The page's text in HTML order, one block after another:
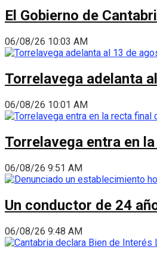
El Gobierno de
06/08/26 10:03 AM
Torrelavega adelanta
06/08/26 10:01 AM
Torrelavega entra en
06/08/26 9:51 AM
Un conductor de 24
06/08/26 9:48 AM